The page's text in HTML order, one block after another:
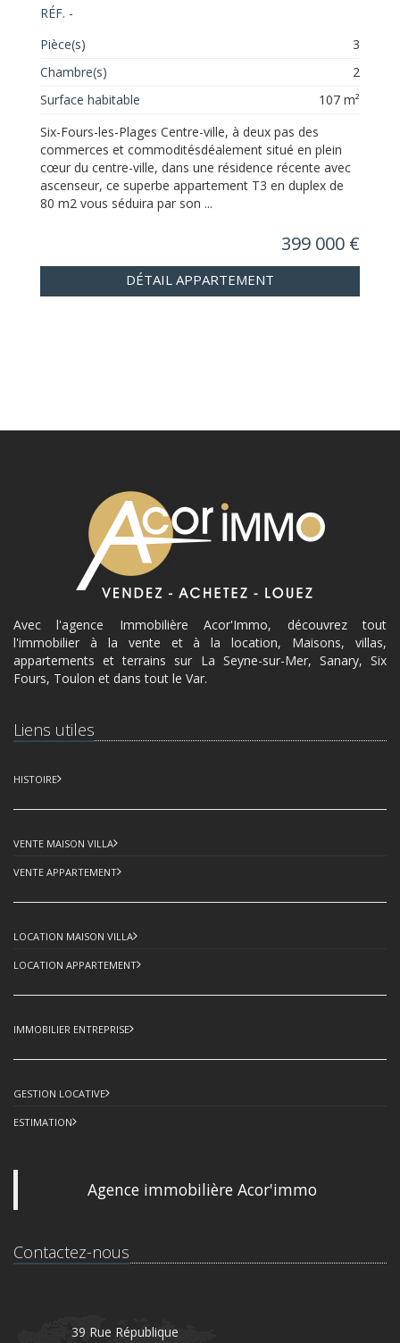
RÉF. -
Pièce(s)
3
Chambre(s)
2
Surface habitable
107 m²
Six-Fours-les-Plages Centre-ville, à deux pas des
commerces et commoditésdéalement situé en plein
cœur du centre-ville, dans une résidence récente avec
ascenseur, ce superbe appartement T3 en duplex de
80 m2 vous séduira par son ...
399 000 €
DÉTAIL APPARTEMENT
Avec l'agence Immobilière Acor'Immo, découvrez tout
l'immobilier à la vente et à la location, Maisons, villas,
appartements et terrains sur La Seyne-sur-Mer, Sanary, Six
Fours, Toulon et dans tout le Var.
Liens utiles
HISTOIRE
VENTE MAISON VILLA
VENTE APPARTEMENT
LOCATION MAISON VILLA
LOCATION APPARTEMENT
IMMOBILIER ENTREPRISE
GESTION LOCATIVE
ESTIMATION
Agence immobilière Acor'immo
Contactez-nous
39 Rue République